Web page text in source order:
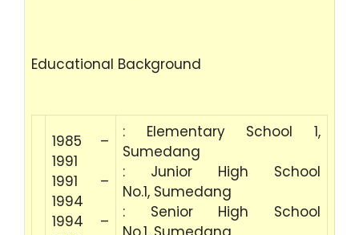
Educational Background
1985 –
1991
1991 –
1994
1994 –
: Elementary School 1,
Sumedang
: Junior High School
No.1, Sumedang
: Senior High School